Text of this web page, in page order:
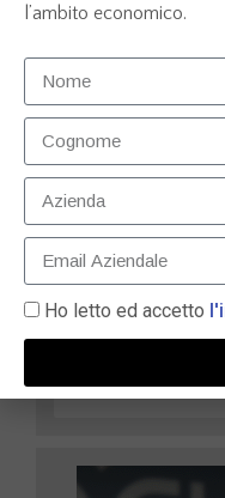
l’ambito economico.
Ho letto ed accetto